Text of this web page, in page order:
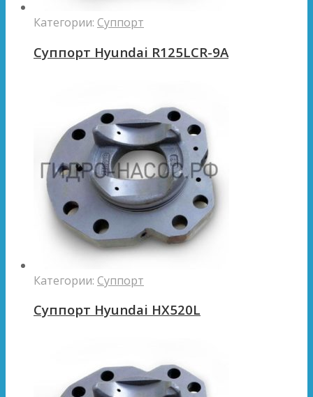
Категории: Суппорт
Суппорт Hyundai R125LCR-9A
Категории: Суппорт
Суппорт Hyundai HX520L